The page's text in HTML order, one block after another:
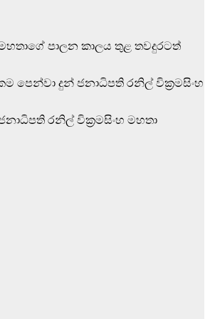
පාලන කාලය තුළ තවදුරටත්
පෙන්වා දුන් ජනාධිපති රනිල් වික්‍රමසිංහ
රනිල් වික්‍රමසිංහ මහතා